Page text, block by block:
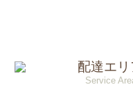
配達エリ
Service